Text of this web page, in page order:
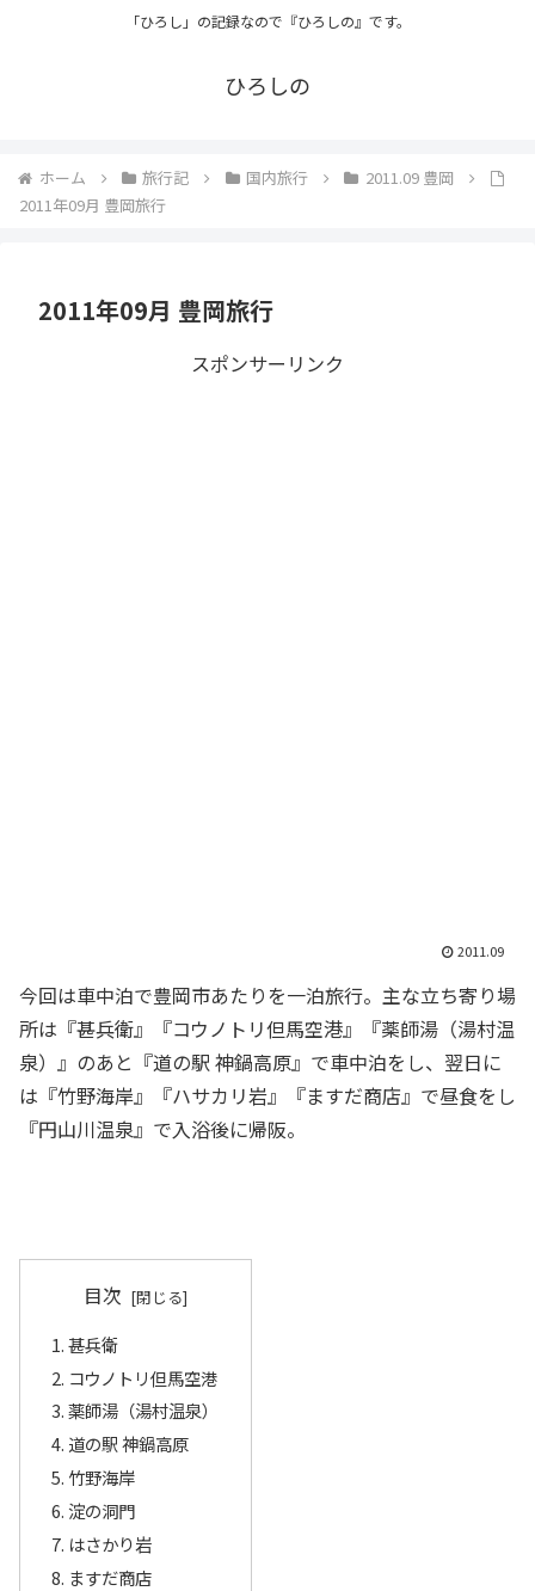
「ひろし」の記録なので『ひろしの』です。
ひろしの
ホーム 旅行記 国内旅行
2011.09 豊岡
2011年09月 豊岡旅行
2011年09月 豊岡旅行
スポンサーリンク
2011.09
今回は車中泊で豊岡市あたりを一泊旅行。主な立ち寄り場
所は『甚兵衛』『コウノトリ但馬空港』『薬師湯（湯村温
泉）』のあと『道の駅 神鍋高原』で車中泊をし、翌日に
は『竹野海岸』『ハサカリ岩』『ますだ商店』で昼食をし
『円山川温泉』で入浴後に帰阪。
目次
甚兵衛
コウノトリ但馬空港
薬師湯（湯村温泉）
道の駅 神鍋高原
竹野海岸
淀の洞門
はさかり岩
ますだ商店